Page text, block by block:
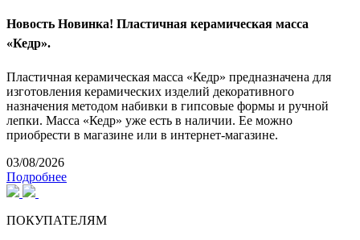
Новость Новинка! Пластичная керамическая масса
«Кедр».
Пластичная керамическая масса «Кедр» предназначена для
изготовления керамических изделий декоративного
назначения методом набивки в гипсовые формы и ручной
лепки. Масса «Кедр» уже есть в наличии. Ее можно
приобрести в магазине или в интернет-магазине.
03/08/2026
Подробнее
ПОКУПАТЕЛЯМ